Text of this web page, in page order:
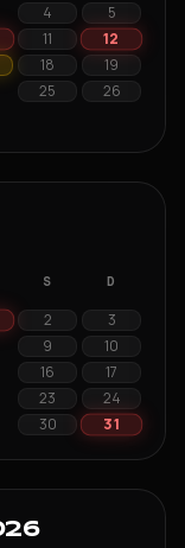
4
5
11
12
18
19
25
26
S D
2
3
9
10
16
17
23
24
30 31